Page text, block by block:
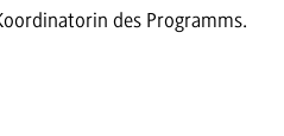
des Programms.